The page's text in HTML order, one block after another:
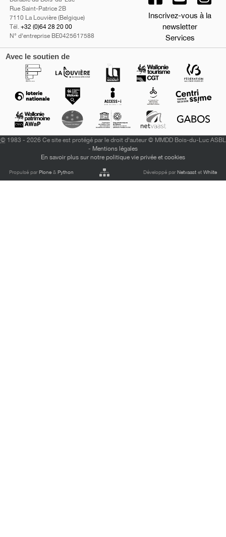
Rue Saint-Patrice 2B
7110 La Louvière (Belgique)
Tél. +32 (0)64 28 20 00
N° d'entreprise BE0425617588
Inscrivez-vous à la
newsletter
Services
Avec le soutien de
©1983 - 2026 Ce site est protégé par le droit d'auteur © MMDD Bois-du-Luc ASBL
- Mentions légales
En savoir plus sur notre politique vie privée et cookies
Propulsé parPlone &Python Développé parNetvaastet Whiite